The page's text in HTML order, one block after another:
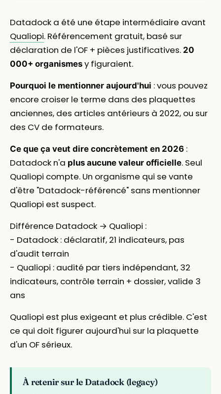
Datadock a été une étape intermédiaire avant
Qualiopi. Référencement gratuit, basé sur
déclaration de l'OF + pièces justificatives. 20
000+ organismes y figuraient.
Pourquoi le mentionner aujourd'hui : vous pouvez
encore croiser le terme dans des plaquettes
anciennes, des articles antérieurs à 2022, ou sur
des CV de formateurs.
Ce que ça veut dire concrètement en 2026 :
Datadock n'a plus aucune valeur officielle. Seul
Qualiopi compte. Un organisme qui se vante
d'être "Datadock-référencé" sans mentionner
Qualiopi est suspect.
Différence Datadock → Qualiopi :
- Datadock : déclaratif, 21 indicateurs, pas
d'audit terrain
- Qualiopi : audité par tiers indépendant, 32
indicateurs, contrôle terrain + dossier, valide 3
ans
Qualiopi est plus exigeant et plus crédible. C'est
ce qui doit figurer aujourd'hui sur la plaquette
d'un OF sérieux.
À retenir sur le Datadock (legacy)